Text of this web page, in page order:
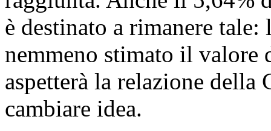
è destinato a rimanere
nemmeno stimato il valore
aspetterà la relazione della
cambiare idea.